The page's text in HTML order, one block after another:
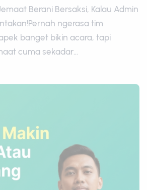
Berani Bersaksi, Kalau Admin
ngerasa tim
banget bikin acara, tapi
cuma sekadar...